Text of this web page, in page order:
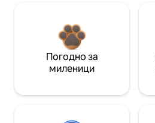
Погодно за
миленици